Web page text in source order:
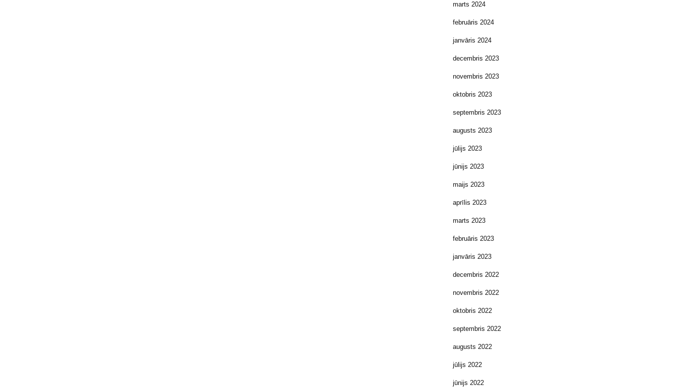
marts 2024
februāris 2024
janvāris 2024
decembris 2023
novembris 2023
oktobris 2023
septembris 2023
augusts 2023
jūlijs 2023
jūnijs 2023
maijs 2023
aprīlis 2023
marts 2023
februāris 2023
janvāris 2023
decembris 2022
novembris 2022
oktobris 2022
septembris 2022
augusts 2022
jūlijs 2022
jūnijs 2022